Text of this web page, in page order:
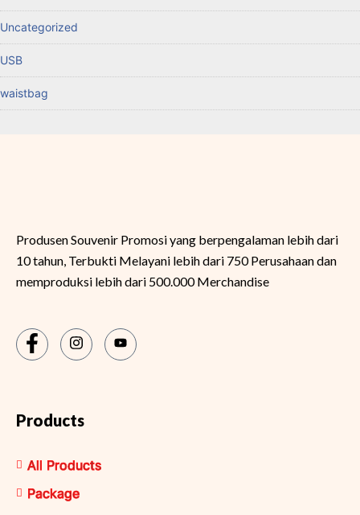
Uncategorized
USB
waistbag
Produsen Souvenir Promosi yang berpengalaman lebih dari
10 tahun, Terbukti Melayani lebih dari 750 Perusahaan dan
memproduksi lebih dari 500.000 Merchandise
Products
All Products
Package